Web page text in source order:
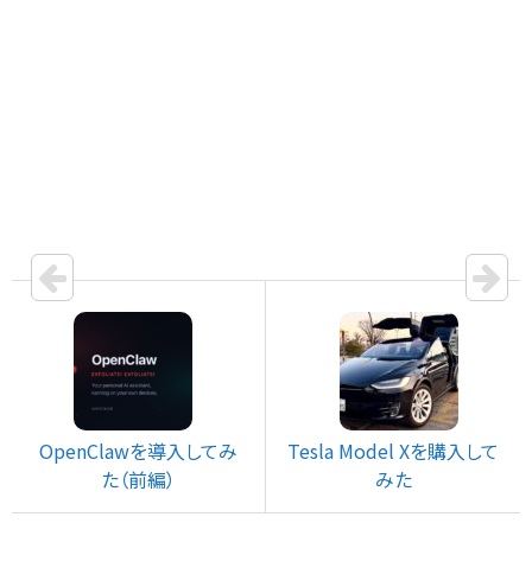
OpenClawを導入してみ
た（前編）
Tesla Model Xを購入して
みた